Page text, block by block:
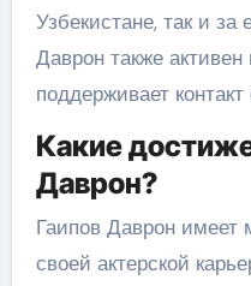
Узбекистане, так и
Даврон также
поддерживает
Какие
Даврон?
Гаипов Даврон имеет
своей актерской